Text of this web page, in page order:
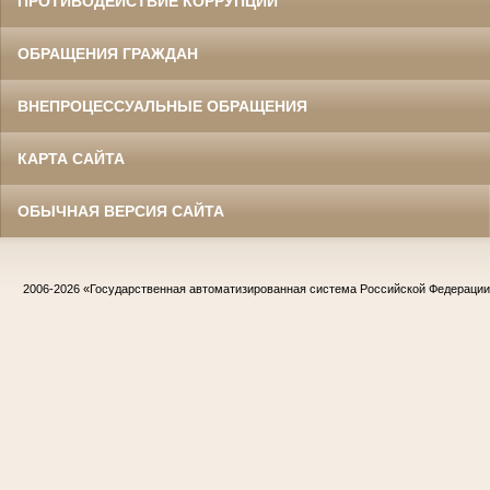
ОБРАЩЕНИЯ ГРАЖДАН
ВНЕПРОЦЕССУАЛЬНЫЕ ОБРАЩЕНИЯ
КАРТА САЙТА
ОБЫЧНАЯ ВЕРСИЯ САЙТА
2006-2026 «Государственная автоматизированная система Российской